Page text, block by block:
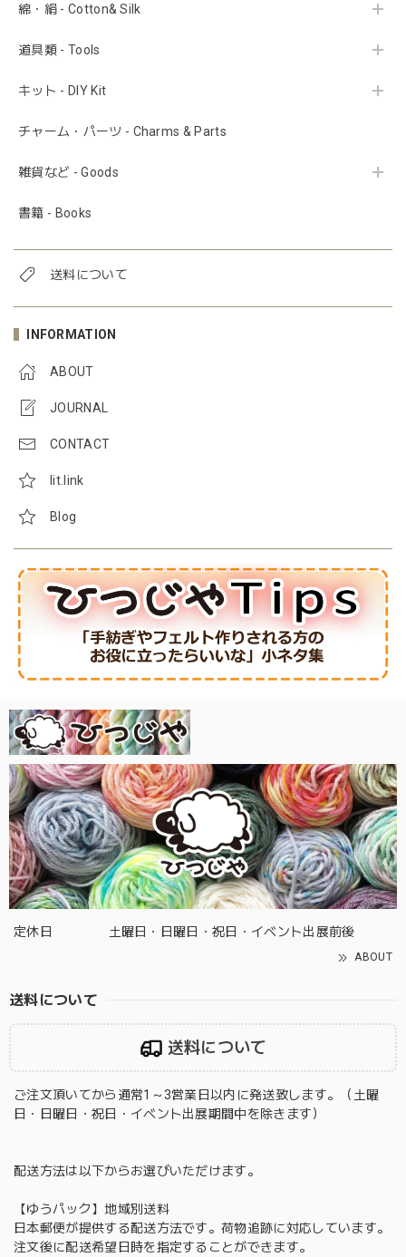
綿・絹 - Cotton& Silk
道具類 - Tools
キット - DIY Kit
チャーム・パーツ - Charms & Parts
雑貨など - Goods
書籍 - Books
送料について
INFORMATION
ABOUT
JOURNAL
CONTACT
lit.link
Blog
定休日 土曜日・日曜日・祝日・イベント出展前後
ABOUT
送料について
送料について
ご注文頂いてから通常1～3営業日以内に発送致します。（土曜
日・日曜日・祝日・イベント出展期間中を除きます）
配送方法は以下からお選びいただけます。
【ゆうパック】地域別送料
日本郵便が提供する配送方法です。荷物追跡に対応しています。
注文後に配送希望日時を指定することができます。